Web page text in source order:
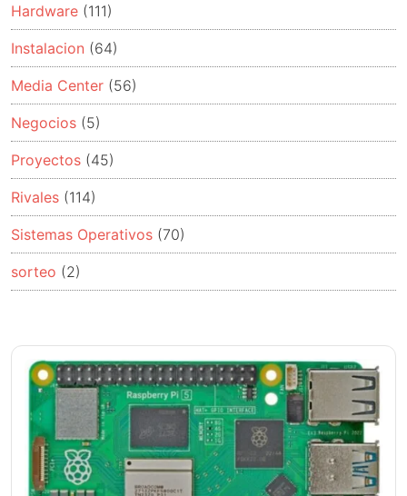
Hardware (111)
Instalacion (64)
Media Center (56)
Negocios (5)
Proyectos (45)
Rivales (114)
Sistemas Operativos (70)
sorteo (2)